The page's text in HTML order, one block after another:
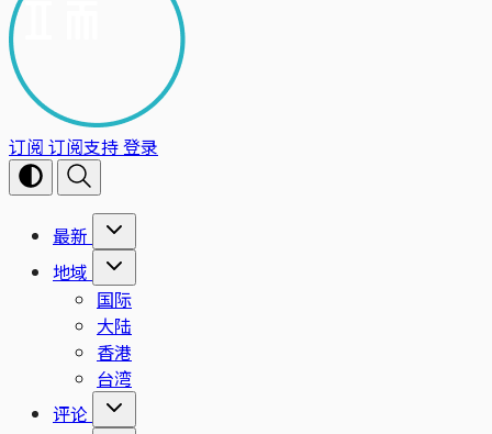
订阅 订阅支持登录
最新
地域
国际
大陆
香港
台湾
评论